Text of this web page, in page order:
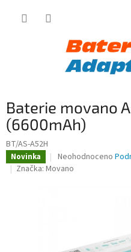
Baterie movano
(6600mAh)
BT/AS-A52H
Novinka
Průměrné
hodnocení
Neohodnoceno
Značka: Movano